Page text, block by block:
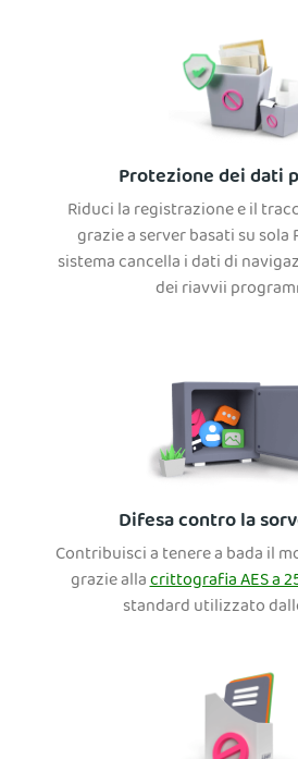
Protezione dei dati
Riduci la registrazione e il
grazie a server basati su sola
sistema cancella i dati di
dei riavvii
Difesa contro la
Contribuisci a tenere a bada il
grazie allacrittografia AES a
standard utilizzato